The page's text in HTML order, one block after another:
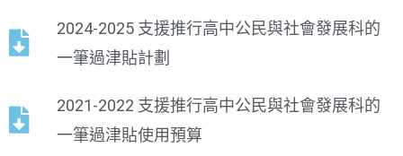
2024-2025 支援推行高中公民與社會發展科的
一筆過津貼計劃
2021-2022 支援推行高中公民與社會發展科的
一筆過津貼使用預算